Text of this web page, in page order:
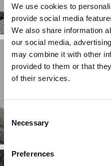
We use cookies to
provide social media
We also share information
our social media,
may combine it with other
provided to them or that
of their services.
Selection
Necessary
Preferences